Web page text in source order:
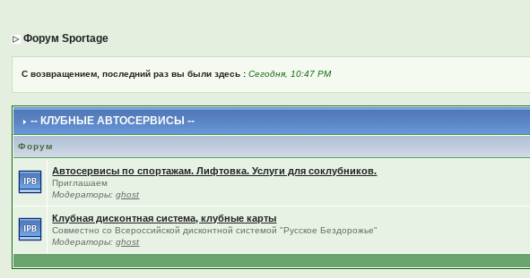
Форум Sportage
С возвращением, последний раз вы были здесь :Сегодня, 10:47 PM
-- КЛУБНЫЕ АВТОСЕРВИСЫ --
Форум
Автосервисы по спортажам. Лифтовка. Услуги для соклубников.
Приглашаем
Модераторы:ghost
Клубная дисконтная система, клубные карты
Совместно со Всероссийской дисконтной системой "Русское Бездорожье"
Модераторы:ghost